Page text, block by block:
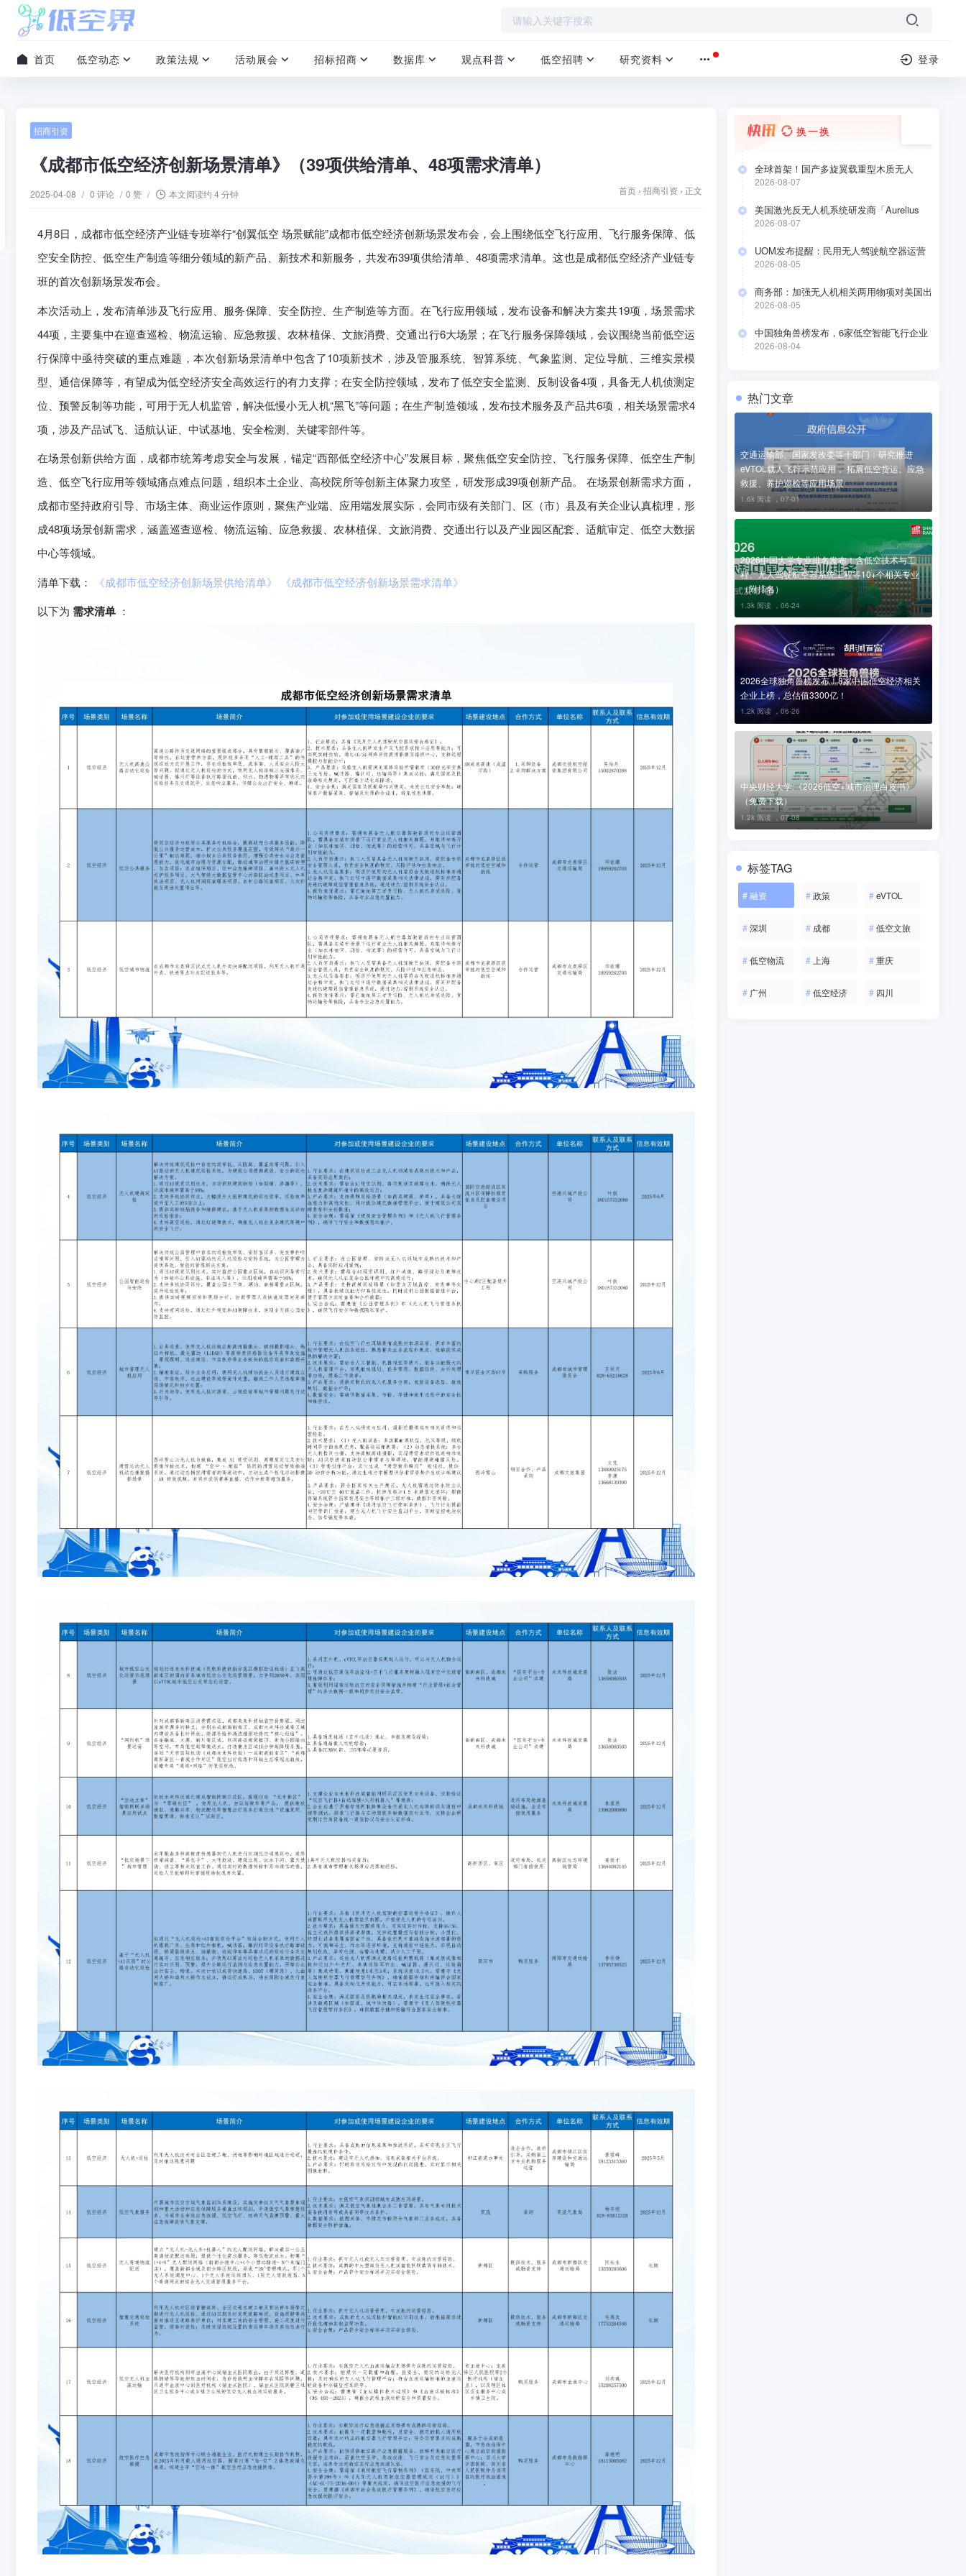
首页 低空动态 政策法规 活动展会 招标招商 数据库 观点科普 低空招聘 研究资料 登录
招商引资
《成都市低空经济创新场景清单》（39项供给清单、48项需求清单）
2025-04-08 / 0 评论 / 0 赞 / 本文阅读约 4 分钟 首页 › 招商引资 › 正文
4月8日，成都市低空经济产业链专班举行“创翼低空 场景赋能”成都市低空经济创新场景发布会，会上围绕低空飞行应用、飞行服务保障、低
空安全防控、低空生产制造等细分领域的新产品、新技术和新服务，共发布39项供给清单、48项需求清单。这也是成都低空经济产业链专
班的首次创新场景发布会。
本次活动上，发布清单涉及飞行应用、服务保障、安全防控、生产制造等方面。在飞行应用领域，发布设备和解决方案共19项，场景需求
44项，主要集中在巡查巡检、物流运输、应急救援、农林植保、文旅消费、交通出行6大场景；在飞行服务保障领域，会议围绕当前低空运
行保障中亟待突破的重点难题，本次创新场景清单中包含了10项新技术，涉及管服系统、智算系统、气象监测、定位导航、三维实景模
型、通信保障等，有望成为低空经济安全高效运行的有力支撑；在安全防控领域，发布了低空安全监测、反制设备4项，具备无人机侦测定
位、预警反制等功能，可用于无人机监管，解决低慢小无人机“黑飞”等问题；在生产制造领域，发布技术服务及产品共6项，相关场景需求4
项，涉及产品试飞、适航认证、中试基地、安全检测、关键零部件等。
在场景创新供给方面，成都市统筹考虑安全与发展，锚定“西部低空经济中心”发展目标，聚焦低空安全防控、飞行服务保障、低空生产制
造、低空飞行应用等领域痛点难点问题，组织本土企业、高校院所等创新主体聚力攻坚，研发形成39项创新产品。 在场景创新需求方面，
成都市坚持政府引导、市场主体、商业运作原则，聚焦产业端、应用端发展实际，会同市级有关部门、区（市）县及有关企业认真梳理，形
成48项场景创新需求，涵盖巡查巡检、物流运输、应急救援、农林植保、文旅消费、交通出行以及产业园区配套、适航审定、低空大数据
中心等领域。
清单下载：
《成都市低空经济创新场景供给清单》
《成都市低空经济创新场景需求清单》
以下为 需求清单 ：
换一换
全球首架！国产多旋翼载重型木质无人
机“木鸾1号”成功首飞
2026-08-07
美国激光反无人机系统研发商「Aurelius
Systems」 完成 4000 万美元 A 轮融资
2026-08-07
UOM发布提醒：民用无人驾驶航空器运营
合格证持有人于2026年8月10日前要完成低
2026-08-05
商务部：加强无人机相关两用物项对美国出
口管制
2026-08-05
中国独角兽榜发布，6家低空智能飞行企业
上榜
2026-08-04
热门文章
交通运输部、国家发改委等十部门：研究推进
eVTOL载人飞行示范应用， 拓展低空货运、应急
救援、养护巡检等应用场景
1.6k 阅读 ， 07-01
2026中国大学专业排名发布！含低空技术与工
程、无人驾驶航空器系统工程等10+个相关专业
（附排名）
1.3k 阅读 ， 06-24
2026全球独角兽榜发布！8家中国低空经济相关
企业上榜，总估值3300亿！
1.2k 阅读 ， 06-26
中央财经大学:《2026低空+城市治理白皮书》
（免费下载）
1.2k 阅读 ， 07-08
标签TAG
#融资 #政策 #eVTOL
#深圳 # 成都 #低空文旅
#低空物流 # 上海 #重庆
# 广州 #低空经济 # 四川